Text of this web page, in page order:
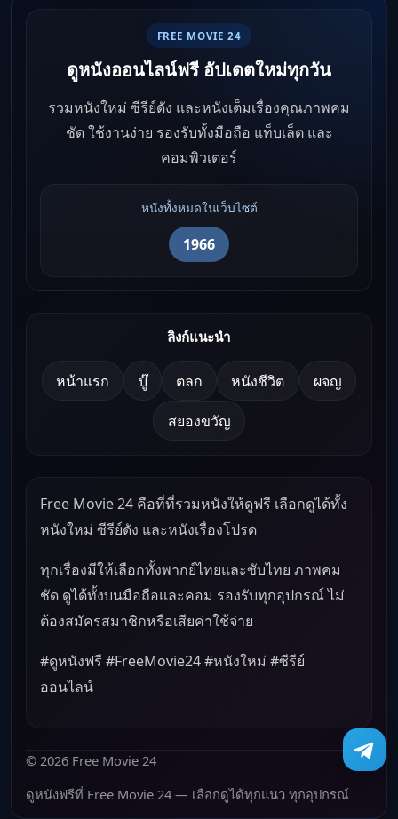
FREE MOVIE 24
ดูหนังออนไลน์ฟรี อัปเดตใหม่ทุกวัน
รวมหนังใหม่ ซีรีย์ดัง และหนังเต็มเรื่องคุณภาพคม
ชัด ใช้งานง่าย รองรับทั้งมือถือ แท็บเล็ต และ
คอมพิวเตอร์
หนังทั้งหมดในเว็บไซต์
1966
ลิงก์แนะนำ
หน้าแรก บู๊ ตลก หนังชีวิต ผจญ
สยองขวัญ
Free Movie 24 คือที่ที่รวมหนังให้ดูฟรี เลือกดูได้ทั้ง
หนังใหม่ ซีรีย์ดัง และหนังเรื่องโปรด
ทุกเรื่องมีให้เลือกทั้งพากย์ไทยและซับไทย ภาพคม
ชัด ดูได้ทั้งบนมือถือและคอม รองรับทุกอุปกรณ์ ไม่
ต้องสมัครสมาชิกหรือเสียค่าใช้จ่าย
#ดูหนังฟรี #FreeMovie24 #หนังใหม่ #ซีรีย์
ออนไลน์
© 2026 Free Movie 24
ดูหนังฟรีที่ Free Movie 24 — เลือกดูได้ทุกแนว ทุกอุปกรณ์